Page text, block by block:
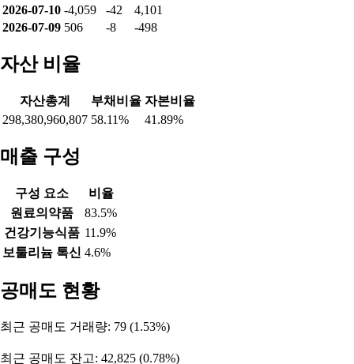
2026-07-10 -4,059 -42
4,101
2026-07-09 506 -8 -498
자산 비율
자산총계 부채비율 자본비율
298,380,960,807 58.11% 41.89%
매출 구성
구성 요소
비율
원료의약품
83.5%
건강기능식품 11.9%
보툴리늄 톡신 4.6%
공매도 현황
최근 공매도 거래량: 79 (1.53%)
최근 공매도 잔고: 42,825 (0.78%)